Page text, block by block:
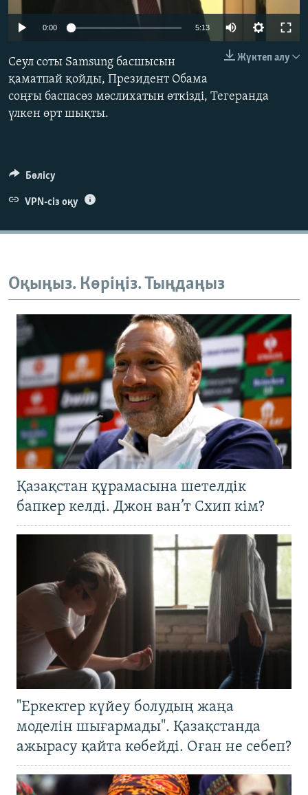
ЖАЗЫЛЫҢЫЗ
Басқа тілдерде
0:00 5:13
Жүктеп алу
Сеул соты Samsung басшысын
қаматпай қойды, Президент Обама
соңғы баспасөз мәслихатын өткізді, Тегеранда
үлкен өрт шықты.
Бөлісу
VPN-сіз оқу
Оқыңыз. Көріңіз. Тыңдаңыз
Қазақстан құрамасына шетелдік
бапкер келді. Джон ван’т Схип кім?
"Еркектер күйеу болудың жаңа
моделін шығармады". Қазақстанда
ажырасу қайта көбейді. Оған не себеп?